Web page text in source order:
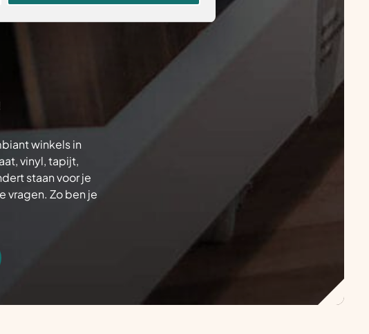
winkels in
vinyl, tapijt,
staan voor je
vragen. Zo ben je